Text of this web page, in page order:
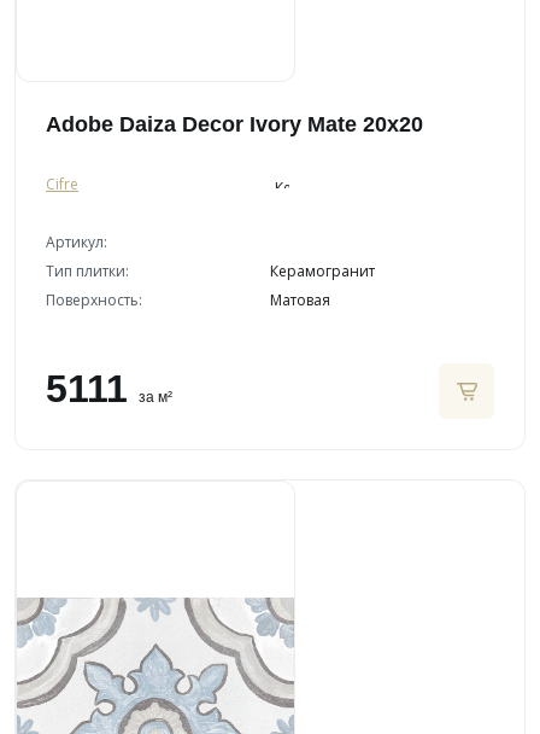
Adobe Daiza Decor Ivory Mate 20x20
Cifre
Артикул:
Тип плитки:
Керамогранит
Поверхность:
Матовая
5111 за м²